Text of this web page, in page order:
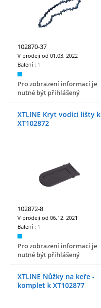
102870-37
V prodeji od 01.03. 2022
Balení : 1
Pro zobrazení informací je
nutné být přihlášený
XTLINE Kryt vodicí lišty k
XT102872
102872-8
V prodeji od 06.12. 2021
Balení : 1
Pro zobrazení informací je
nutné být přihlášený
XTLINE Nůžky na keře -
komplet k XT102877